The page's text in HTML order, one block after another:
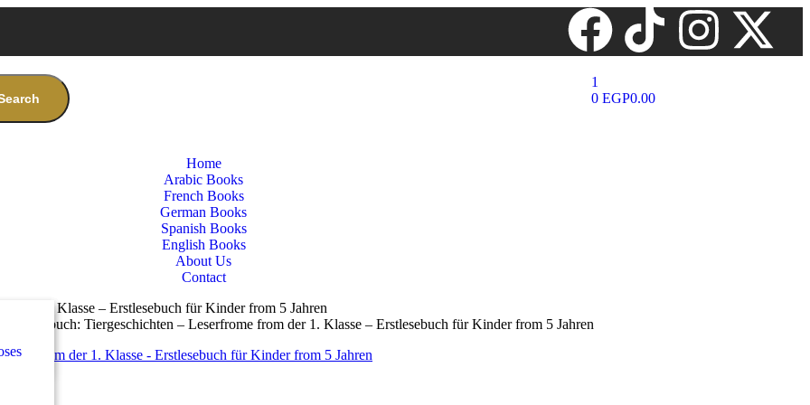
1
0 EGP0.00
Home
Arabic Books
French Books
German Books
Spanish Books
English Books
About Us
Contact
der 1. Klasse – Erstlesebuch für Kinder from 5 Jahren
Leselernbuch: Tiergeschichten – Leserfrome from der 1. Klasse – Erstlesebuch für Kinder from 5 Jahren